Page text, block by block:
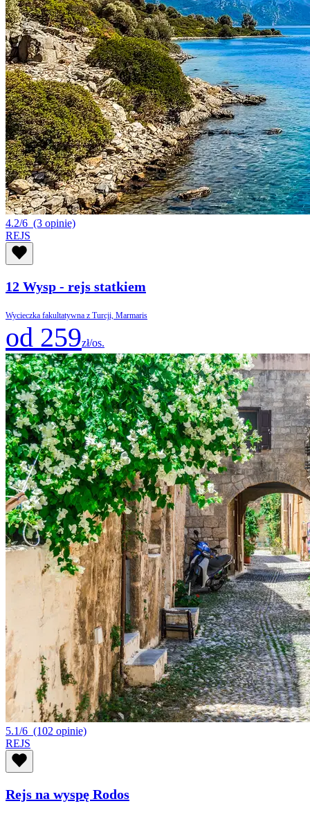
4.2/6 (3 opinie)
REJS
12 Wysp - rejs statkiem
Wycieczka fakultatywna z Turcji, Marmaris
od 259zł/os.
5.1/6 (102 opinie)
REJS
Rejs na wyspę Rodos